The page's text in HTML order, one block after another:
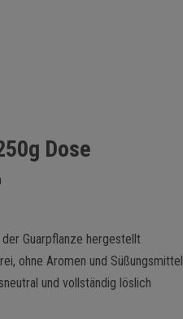
Dose
Guarpflanze hergestellt
ohne Aromen und Süßungsmittel
und vollständig löslich